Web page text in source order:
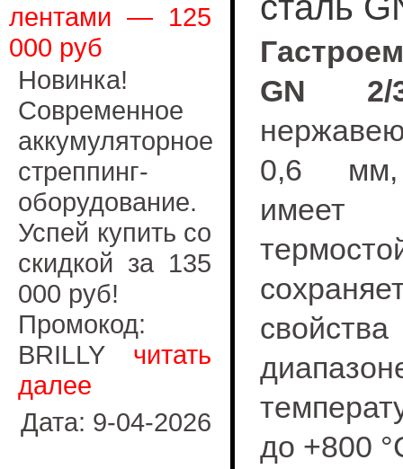
лентами — 125
000 руб
Новинка!
Современное
аккумуляторное
стреппинг-
оборудование.
Успей купить со
скидкой за 135
000 руб!
Промокод:
BRILLY читать
далее
Дата: 9-04-2026
GN 2/
0,6 мм,
имеет
до +800